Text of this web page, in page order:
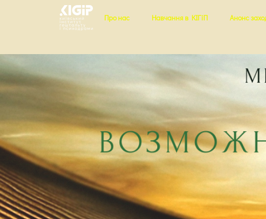
Про нас Навчання в КІГіП Анонс